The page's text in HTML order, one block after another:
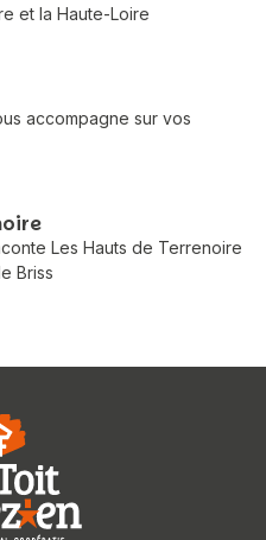
et la Haute-Loire
accompagne sur vos
Les Hauts de Terrenoire
Briss